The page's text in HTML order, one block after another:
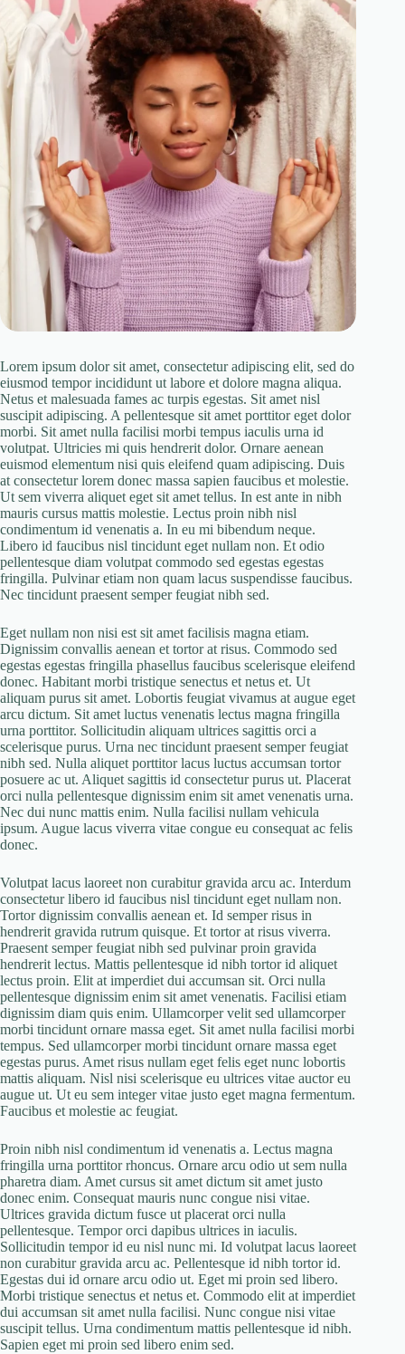
Lorem ipsum dolor sit amet, consectetur adipiscing elit, sed do
eiusmod tempor incididunt ut labore et dolore magna aliqua.
Netus et malesuada fames ac turpis egestas. Sit amet nisl
suscipit adipiscing. A pellentesque sit amet porttitor eget dolor
morbi. Sit amet nulla facilisi morbi tempus iaculis urna id
volutpat. Ultricies mi quis hendrerit dolor. Ornare aenean
euismod elementum nisi quis eleifend quam adipiscing. Duis
at consectetur lorem donec massa sapien faucibus et molestie.
Ut sem viverra aliquet eget sit amet tellus. In est ante in nibh
mauris cursus mattis molestie. Lectus proin nibh nisl
condimentum id venenatis a. In eu mi bibendum neque.
Libero id faucibus nisl tincidunt eget nullam non. Et odio
pellentesque diam volutpat commodo sed egestas egestas
fringilla. Pulvinar etiam non quam lacus suspendisse faucibus.
Nec tincidunt praesent semper feugiat nibh sed.
Eget nullam non nisi est sit amet facilisis magna etiam.
Dignissim convallis aenean et tortor at risus. Commodo sed
egestas egestas fringilla phasellus faucibus scelerisque eleifend
donec. Habitant morbi tristique senectus et netus et. Ut
aliquam purus sit amet. Lobortis feugiat vivamus at augue eget
arcu dictum. Sit amet luctus venenatis lectus magna fringilla
urna porttitor. Sollicitudin aliquam ultrices sagittis orci a
scelerisque purus. Urna nec tincidunt praesent semper feugiat
nibh sed. Nulla aliquet porttitor lacus luctus accumsan tortor
posuere ac ut. Aliquet sagittis id consectetur purus ut. Placerat
orci nulla pellentesque dignissim enim sit amet venenatis urna.
Nec dui nunc mattis enim. Nulla facilisi nullam vehicula
ipsum. Augue lacus viverra vitae congue eu consequat ac felis
donec.
Volutpat lacus laoreet non curabitur gravida arcu ac. Interdum
consectetur libero id faucibus nisl tincidunt eget nullam non.
Tortor dignissim convallis aenean et. Id semper risus in
hendrerit gravida rutrum quisque. Et tortor at risus viverra.
Praesent semper feugiat nibh sed pulvinar proin gravida
hendrerit lectus. Mattis pellentesque id nibh tortor id aliquet
lectus proin. Elit at imperdiet dui accumsan sit. Orci nulla
pellentesque dignissim enim sit amet venenatis. Facilisi etiam
dignissim diam quis enim. Ullamcorper velit sed ullamcorper
morbi tincidunt ornare massa eget. Sit amet nulla facilisi morbi
tempus. Sed ullamcorper morbi tincidunt ornare massa eget
egestas purus. Amet risus nullam eget felis eget nunc lobortis
mattis aliquam. Nisl nisi scelerisque eu ultrices vitae auctor eu
augue ut. Ut eu sem integer vitae justo eget magna fermentum.
Faucibus et molestie ac feugiat.
Proin nibh nisl condimentum id venenatis a. Lectus magna
fringilla urna porttitor rhoncus. Ornare arcu odio ut sem nulla
pharetra diam. Amet cursus sit amet dictum sit amet justo
donec enim. Consequat mauris nunc congue nisi vitae.
Ultrices gravida dictum fusce ut placerat orci nulla
pellentesque. Tempor orci dapibus ultrices in iaculis.
Sollicitudin tempor id eu nisl nunc mi. Id volutpat lacus laoreet
non curabitur gravida arcu ac. Pellentesque id nibh tortor id.
Egestas dui id ornare arcu odio ut. Eget mi proin sed libero.
Morbi tristique senectus et netus et. Commodo elit at imperdiet
dui accumsan sit amet nulla facilisi. Nunc congue nisi vitae
suscipit tellus. Urna condimentum mattis pellentesque id nibh.
Sapien eget mi proin sed libero enim sed.